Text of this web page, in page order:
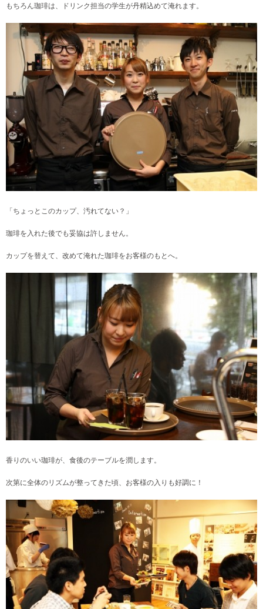
もちろん珈琲は、ドリンク担当の学生が丹精込めて淹れます。
「ちょっとこのカップ、汚れてない？」
珈琲を入れた後でも妥協は許しません。
カップを替えて、改めて淹れた珈琲をお客様のもとへ。
香りのいい珈琲が、食後のテーブルを潤します。
次第に全体のリズムが整ってきた頃、お客様の入りも好調に！